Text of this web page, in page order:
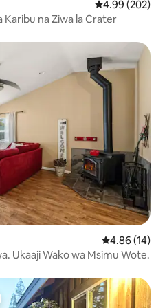
Ukadiriaji wa
4.99 (202)
Karibu na Ziwa la Crater
Ukadiriaji wa
4.86 (14)
Inavutia na Ina nafasi kubwa. Ukaaji Wako wa Msimu Wote.